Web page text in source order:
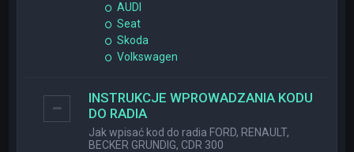
AUDI
Seat
Skoda
Volkswagen
INSTRUKCJE WPROWADZANIA KODU
DO RADIA
Jak wpisać kod do radia FORD, RENAULT,
BECKER GRUNDIG, CDR 300